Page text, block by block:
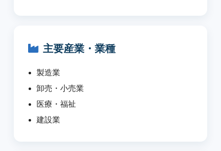
主要産業・業種
製造業
卸売・小売業
医療・福祉
建設業